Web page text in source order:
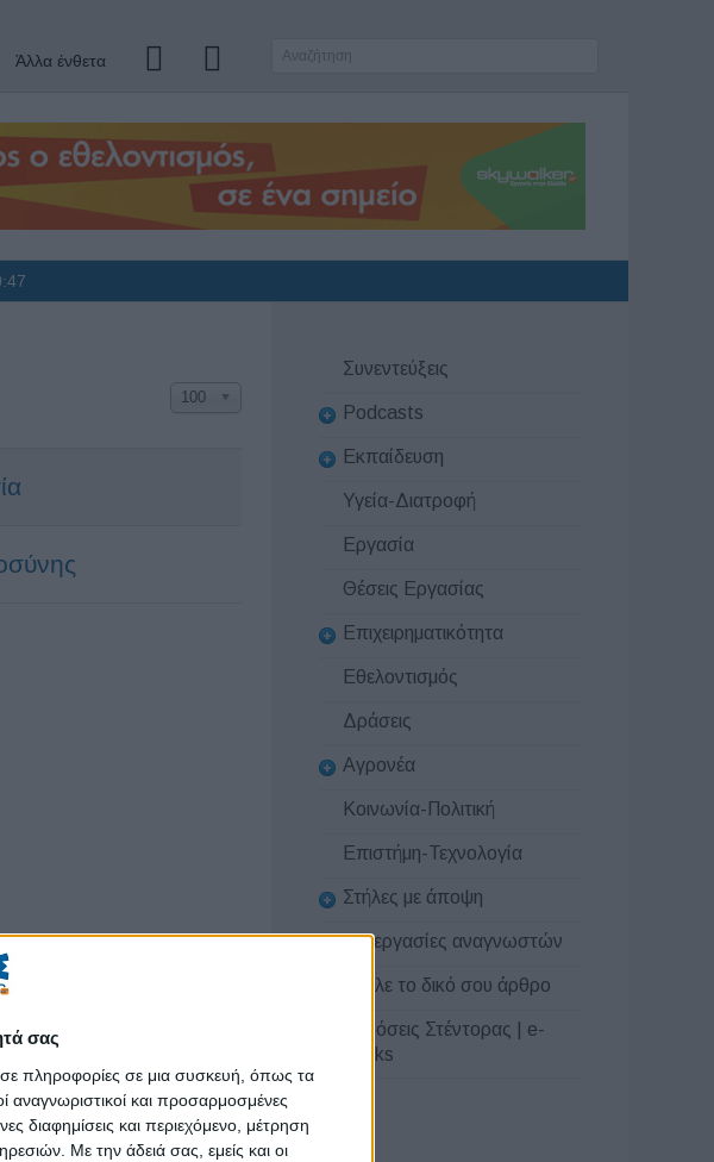
σας
πληροφορίες σε μια συσκευή, όπως τα
και προσαρμοσμένες
διαφημίσεις και περιεχόμενο, μέτρηση
Με την άδειά σας, εμείς και οι
Άλλα ένθετα
100
Συνεντεύξεις
Podcasts
Εκπαίδευση
Υγεία-Διατροφή
Εργασία
Θέσεις Εργασίας
Επιχειρηματικότητα
Εθελοντισμός
Δράσεις
Αγρονέα
Κοινωνία-Πολιτική
Επιστήμη-Τεχνολογία
Στήλες με άποψη
Συνεργασίες αναγνωστών
Στείλε το δικό σου άρθρο
Εκδόσεις Στέντορας | e-
books